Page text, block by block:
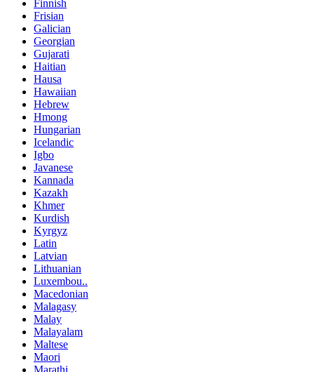
Finnish
Frisian
Galician
Georgian
Gujarati
Haitian
Hausa
Hawaiian
Hebrew
Hmong
Hungarian
Icelandic
Igbo
Javanese
Kannada
Kazakh
Khmer
Kurdish
Kyrgyz
Latin
Latvian
Lithuanian
Luxembou..
Macedonian
Malagasy
Malay
Malayalam
Maltese
Maori
Marathi